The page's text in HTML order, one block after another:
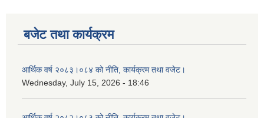
बजेट तथा कार्यक्रम
आर्थिक वर्ष २०८३।०८४ को नीति, कार्यक्रम तथा वजेट।
Wednesday, July 15, 2026 - 18:46